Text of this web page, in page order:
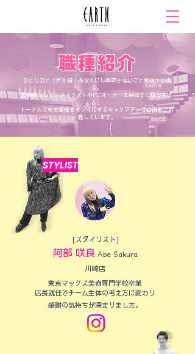
職種紹介
​ひとりひとりが主役！あなたにしかできないことがきっとあ
る。
美容師としてスタイリストやFCオーナーを目指すのはもちろ
ん、
トータルでもお客様をキレイにするキャリアアップの道もご用
意しています。
店長就任でチーム主体の考え方に変わり
感謝の気持ちが深まりました。
[スタイリスト]
阿部 咲良 Abe​ Sakura
川崎店
東京マックス美容専門学校卒業
STYLIST